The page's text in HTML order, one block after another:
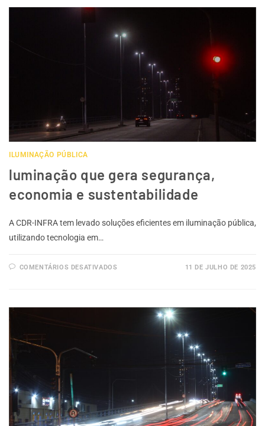
ILUMINAÇÃO PÚBLICA
luminação que gera segurança,
economia e sustentabilidade
A CDR-INFRA tem levado soluções eficientes em iluminação pública,
utilizando tecnologia em…
COMENTÁRIOS DESATIVADOS 11 DE JULHO DE 2025